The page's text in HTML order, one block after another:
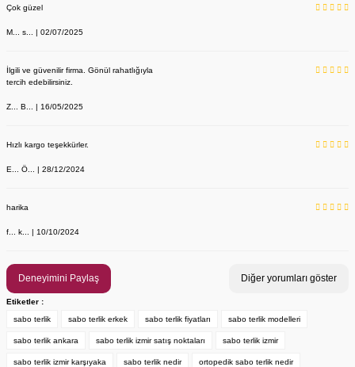
949,00 TL
Çok güzel
M... s... | 02/07/2025
İlgili ve güvenilir firma. Gönül rahatlığıyla
tercih edebilirsiniz.
Z... B... | 16/05/2025
Hızlı kargo teşekkürler.
E... Ö... | 28/12/2024
harika
f... k... | 10/10/2024
Deneyimini Paylaş Diğer yorumları göster
Etiketler :
sabo terlik
sabo terlik erkek sabo terlik fiyatları sabo terlik modelleri
sabo terlik ankara sabo terlik izmir satış noktaları sabo terlik izmir
sabo terlik izmir karşıyaka sabo terlik nedir ortopedik sabo terlik nedir